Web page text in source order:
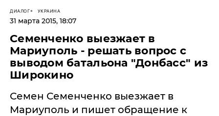
ДИАЛОГ УКРАИНА
31 марта 2015, 18:07
Семенченко выезжает в
Мариуполь - решать вопрос с
выводом батальона "Донбасс" из
Широкино
Семен Семенченко выезжает в
Мариуполь и пишет обращение к